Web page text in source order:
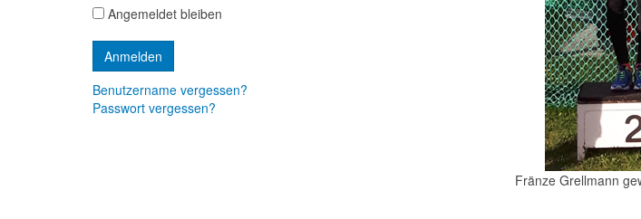
Fränze Grellmann
Angemeldet bleiben
Benutzername vergessen?
Passwort vergessen?